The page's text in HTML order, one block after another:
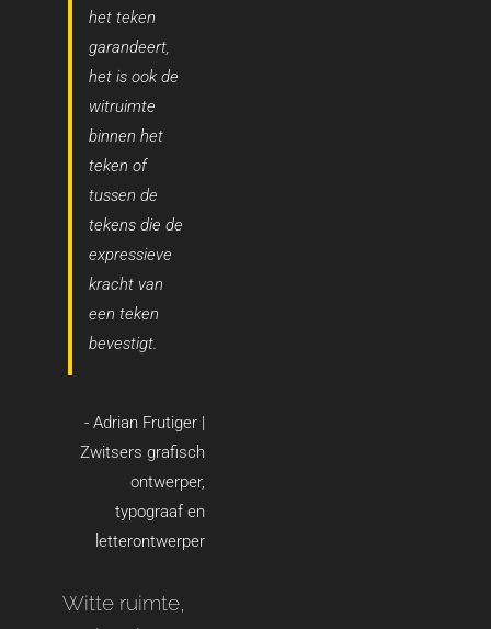
het teken
garandeert,
het is ook de
witruimte
binnen het
teken of
tussen de
tekens die de
expressieve
kracht van
een teken
bevestigt.
- Adrian Frutiger |
Zwitsers grafisch
ontwerper,
typograaf en
letterontwerper
Witte ruimte,